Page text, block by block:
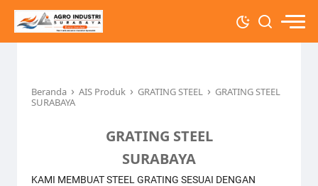
Beranda › AIS Produk › GRATING STEEL › GRATING STEEL
SURABAYA
GRATING STEEL
SURABAYA
KAMI MEMBUAT STEEL GRATING SESUAI DENGAN